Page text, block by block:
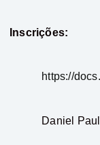
Inscrições:
https://
Daniel